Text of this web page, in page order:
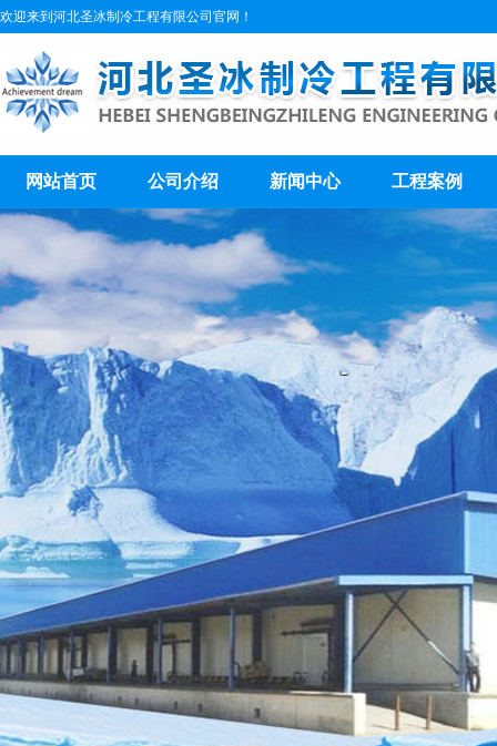
欢迎来到河北圣冰制冷工程有限公司官网！
网站首页 公司介绍 新闻中心 工程案例